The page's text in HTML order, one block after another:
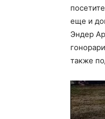
еще и
Эндер
также